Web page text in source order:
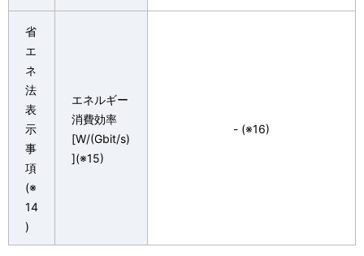
省
エ
ネ
法
表
示
事
項
(※
14
)
エネルギー
消費効率
[W/(Gbit/s)
](※15)
- (※16)